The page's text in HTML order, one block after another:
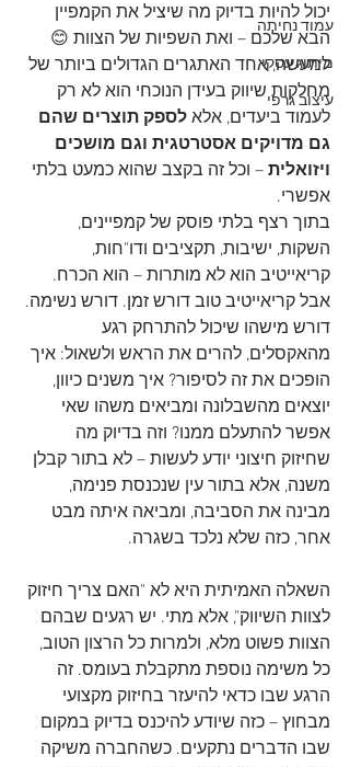
עמוד נחיתה
מיתוג עסקי
עיצוב גרפי
יכול להיות בדיוק מה שיציל את הקמפיין
הבא שלכם – ואת השפיות של הצוות 😊
למעשה, אחד האתגרים הגדולים ביותר של
מחלקות שיווק בעידן הנוכחי הוא לא רק
לעמוד ביעדים, אלא לספק תוצרים שהם
גם מדויקים אסטרטגית וגם מושכים
ויזואלית – וכל זה בקצב שהוא כמעט בלתי
אפשרי.
בתוך רצף בלתי פוסק של קמפיינים,
השקות, ישיבות, תקציבים ודו"חות,
קריאייטיב הוא לא מותרות – הוא הכרח.
אבל קריאייטיב טוב דורש זמן. דורש נשימה.
דורש מישהו שיכול להתרחק רגע
מהאקסלים, להרים את הראש ולשאול: איך
הופכים את זה לסיפור? איך משנים כיוון,
יוצאים מהשבלונה ומביאים משהו שאי
אפשר להתעלם ממנו? וזה בדיוק מה
שחיזוק חיצוני יודע לעשות – לא בתור קבלן
משנה, אלא בתור עין שנכנסת פנימה,
מבינה את הסביבה, ומביאה איתה מבט
אחר, כזה שלא נלכד בשגרה.
השאלה האמיתית היא לא "האם צריך חיזוק
לצוות השיווק", אלא מתי. יש רגעים שבהם
הצוות פשוט מלא, ולמרות כל הרצון הטוב,
כל משימה נוספת מתקבלת בעומס. זה
הרגע שבו כדאי להיעזר בחיזוק מקצועי
מבחוץ – כזה שיודע להיכנס בדיוק במקום
שבו הדברים נתקעים. כשהחברה משיקה